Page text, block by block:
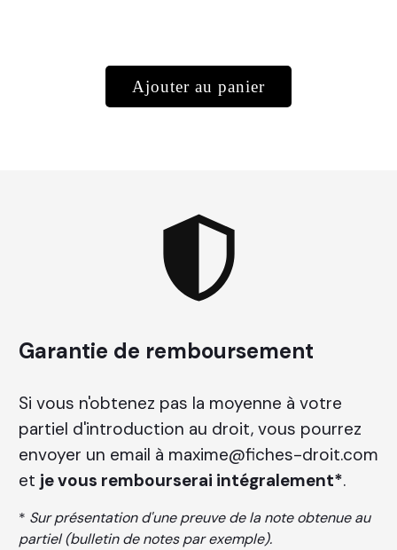
Ajouter au panier
Garantie de remboursement
Si vous n'obtenez pas la moyenne à votre
partiel d'introduction au droit, vous pourrez
envoyer un email à maxime@fiches-droit.com
et je vous rembourserai intégralement*.
* Sur présentation d'une preuve de la note obtenue au
partiel (bulletin de notes par exemple).